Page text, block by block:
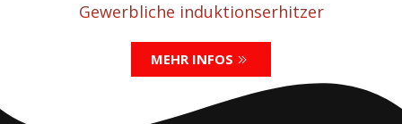
Gewerbliche induktionserhitzer
MEHR INFOS